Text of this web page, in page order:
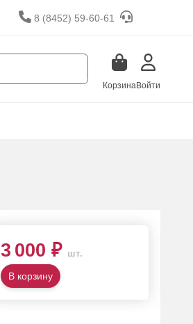
8 (8452) 59-60-61
КорзинаВойти
3 000 ₽ шт.
В корзину